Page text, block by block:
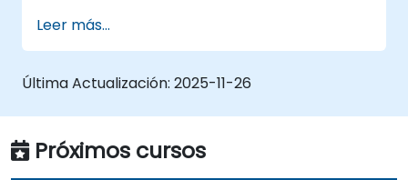
Leer más...
Última Actualización: 2025-11-26
Próximos cursos